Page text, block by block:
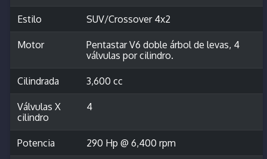
Estilo SUV/Crossover 4x2
Motor
Pentastar V6 doble árbol de levas, 4
válvulas por cilindro.
Cilindrada 3,600 cc
Válvulas X
cilindro
4
Potencia 290 Hp @ 6,400 rpm